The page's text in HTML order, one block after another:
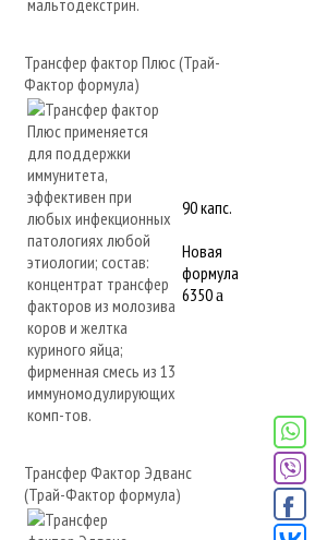
Трансфер фактор Плюс (Трай-
Фактор формула)
90 капс.
Новая
формула
6350a
Трансфер Фактор Эдванс
(Трай-Фактор формула)